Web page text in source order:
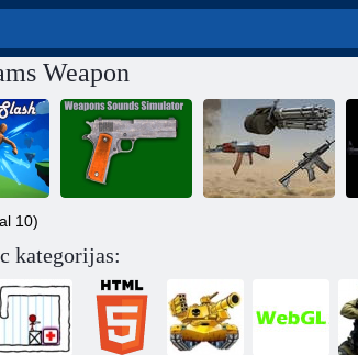
Weapon
Ieroču skaņu
simulators
10)
kategorijas: